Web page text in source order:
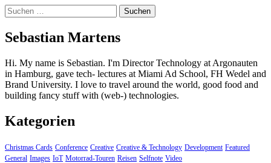
Suchen
nach:
Sebastian Martens
Hi. My name is Sebastian. I'm Director Technology at Argonauten
in Hamburg, gave tech- lectures at Miami Ad School, FH Wedel and
Brand University. I love to travel around the world, good food and
building fancy stuff with (web-) technologies.
Kategorien
Christmas Cards Conference Creative Creative & Technology Development Featured
General Images IoT Motorrad-Touren Reisen Selfnote Video